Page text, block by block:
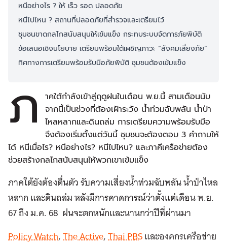
หนีอย่างไร ? ให้ เร็ว รอด ปลอดภัย
หนีไปไหน ? สถานที่ปลอดภัยที่สำรวจและเตรียมไว้
ชุมชนขาดกลไกสนับสนุนให้เข้มแข็ง กระทบระบบจัดการภัยพิบัติ
ข้อเสนอเชิงนโยบาย เตรียมพร้อมใต้เผชิญภาวะ “สังคมเสี่ยงภัย”
ทิศทางการเตรียมพร้อมรับมือภัยพิบัติ ชุมชนต้องเข้มแข็ง
ภ
าคใต้กำลังเข้าสู่ฤดูฝนในเดือน พ.ย.นี้ สามเดือนนับ
จากนี้เป็นช่วงที่ต้องเฝ้าระวัง น้ำท่วมฉับพลัน น้ำป่า
ไหลหลากและดินถล่ม การเตรียมความพร้อมรับมือ
จึงต้องเริ่มตั้งแต่วันนี้ ชุมชนจะต้องตอบ 3 คำถามให้
ได้ หนีเมื่อไร? หนีอย่างไร? หนีไปไหน? และภาคีเครือข่ายต้อง
ช่วยสร้างกลไกสนับสนุนให้พวกเขาเข้มแข็ง
ภาคใต้ยังต้องตื่นตัว รับความเสี่ยงน้ำท่วมฉับพลัน น้ำป่าไหล
หลาก และดินถล่ม หลังมีการคาดการณ์ว่าตั้งแต่เดือน พ.ย.
67 ถึง ม.ค. 68 ฝนจะตกหนักและนานกว่าปีที่ผ่านมา
Policy Watch,The Active,Thai PBSและองคกรเครือข่าย